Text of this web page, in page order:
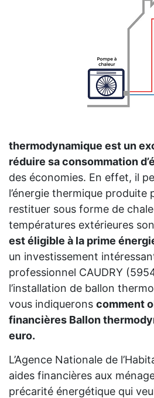
thermodynamique est un
réduire sa consommation
des économies. En effet, il
l’énergie thermique produite
restituer sous forme de
températures extérieures
est éligible à la prime
un investissement
professionnel CAUDRY
l’installation de ballon
vous indiquerons comment
financières Ballon
euro.
L’Agence Nationale de
aides financières aux
précarité énergétique qui